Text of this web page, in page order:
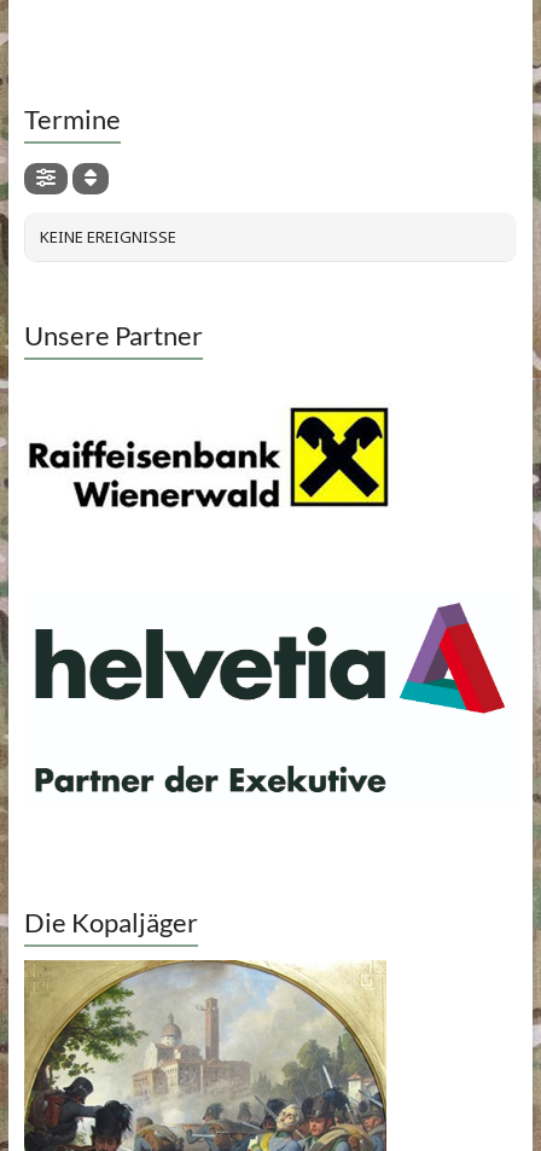
Termine
KEINE EREIGNISSE
Unsere Partner
Die Kopaljäger